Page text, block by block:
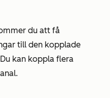
du att få
till den kopplade
kan koppla flera